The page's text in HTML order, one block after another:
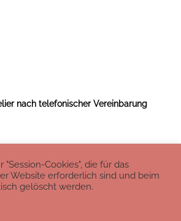
nach telefonischer Vereinbarung
Datenschutz
Cookies", die für das
Website erforderlich sind und beim
gelöscht werden.